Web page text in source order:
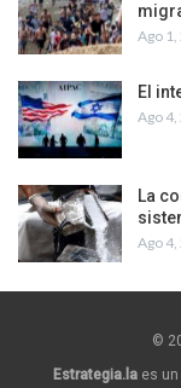
Ago
El
Ago
La
Ago
©
Estrategia.la es